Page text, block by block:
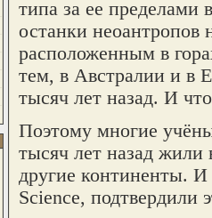
типа за ее пределами
останки неоантропов
расположенным в
тем, в Австралии и в
тысяч лет назад. И
Поэтому многие
тысяч лет назад
другие континенты.
Science, подтвердили